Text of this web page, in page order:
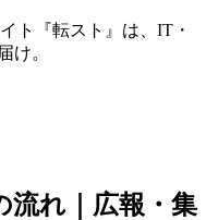
ト『転スト』は、IT・
け。
流れ｜広報・集